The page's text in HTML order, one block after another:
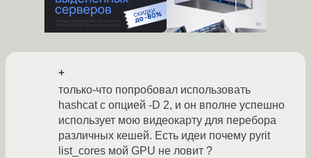
+
только-что попробовал использовать
hashcat с опцией -D 2, и он вполне успешно
использует мою видеокарту для перебора
различных кешей. Есть идеи почему pyrit
list_cores мой GPU не ловит ?